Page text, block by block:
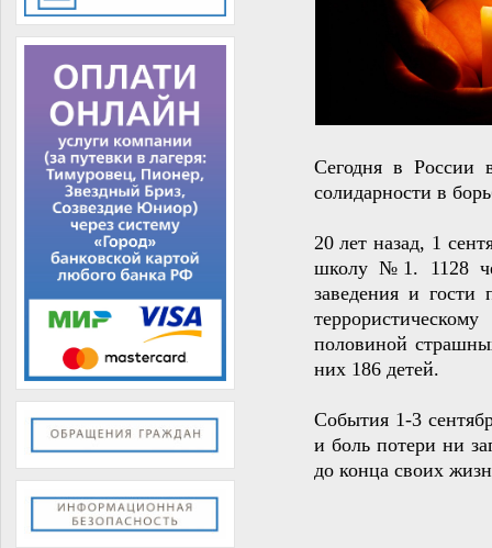
Сегодня в России
солидарности в
20 лет назад, 1
школу №1. 1128
заведения и гости
половиной
них 186 детей.
События 1-3
и боль потери ни
до конца своих